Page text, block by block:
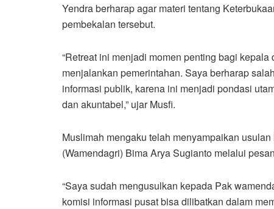
Yendra berharap agar materi tentang
pembekalan tersebut.
“Retreat ini menjadi momen penting bagi
menjalankan pemerintahan. Saya berharap
informasi publik, karena ini menjadi pondasi
dan akuntabel,” ujar Musfi.
Muslimah mengaku telah menyampaikan
(Wamendagri) Bima Arya Sugianto melalui
“Saya sudah mengusulkan kepada Pak
komisi informasi pusat bisa dilibatkan dalam